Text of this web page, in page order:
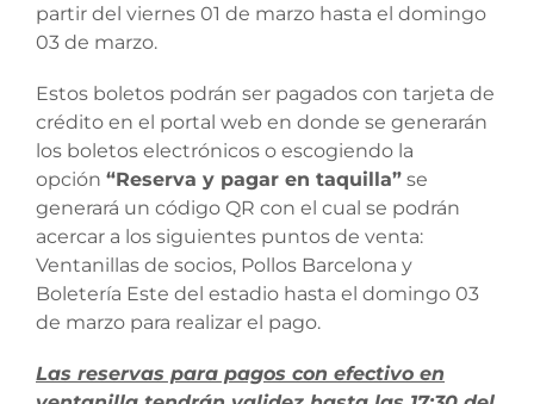
partir del viernes 01 de marzo hasta el domingo
03 de marzo.
Estos boletos podrán ser pagados con tarjeta de
crédito en el portal web en donde se generarán
los boletos electrónicos o escogiendo la
opción “Reserva y pagar en taquilla” se
generará un código QR con el cual se podrán
acercar a los siguientes puntos de venta:
Ventanillas de socios, Pollos Barcelona y
Boletería Este del estadio hasta el domingo 03
de marzo para realizar el pago.
Las reservas para pagos con efectivo en